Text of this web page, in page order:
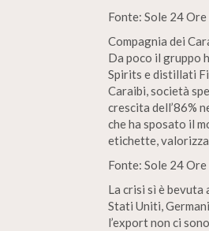
Fonte: Sole 24
Compagnia dei
Da poco il gruppo
Spirits e distillati
Caraibi, società
crescita dell’86%
che ha sposato il
etichette,
Fonte: Sole 24
La crisi sì è
Stati Uniti,
l’export non ci